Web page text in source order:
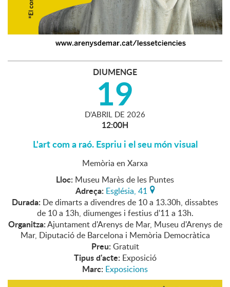
DIUMENGE
19
D'ABRIL DE 2026
12:00H
L'art com a raó. Espriu i el seu món visual
Memòria en Xarxa
Lloc: Museu Marès de les Puntes
Adreça: Església, 41
Durada: De dimarts a divendres de 10 a 13.30h, dissabtes
de 10 a 13h, diumenges i festius d'11 a 13h.
Organitza:Ajuntament d'Arenys de Mar, Museu d'Arenys de
Mar, Diputació de Barcelona i Memòria Democràtica
Preu: Gratuït
Tipus d'acte: Exposició
Marc: Exposicions